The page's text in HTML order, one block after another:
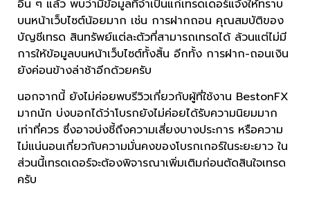
อื่น ๆ แล้ว พบว่ามีข้อมูลที่จำเป็นแก่เทรดเดอร์แจ้งให้ทราบ
บนหน้าเว็บไซต์น้อยมาก เช่น การฝากถอน คุณสมบัติของ
บัญชีเทรด สินทรัพย์แต่ละตัวที่สามารถเทรดได้ ล้วนแต่ไม่มี
การให้ข้อมูลบนหน้าเว็บไซต์ทั้งสิ้น อีกทั้ง การฝาก-ถอนเงิน
ยังค่อนข้างล่าช้าอีกด้วยครับ
นอกจากนี้ ยังไม่ค่อยพบรีวิวเกี่ยวกับผู้ที่ใช้งาน BestonFX
มากนัก บ่งบอกได้ว่าโบรกยังไม่ค่อยได้รับความนิยมมาก
เท่าที่ควร ซึ่งอาจบ่งชี้ถึงความเสี่ยงบางประการ หรือความ
ไม่แน่นอนเกี่ยวกับความมั่นคงของโบรกเกอร์ในระยะยาว ใน
ส่วนนี้เทรดเดอร์จะต้องพิจารณาเพิ่มเติมก่อนตัดสินใจเทรด
ครับ